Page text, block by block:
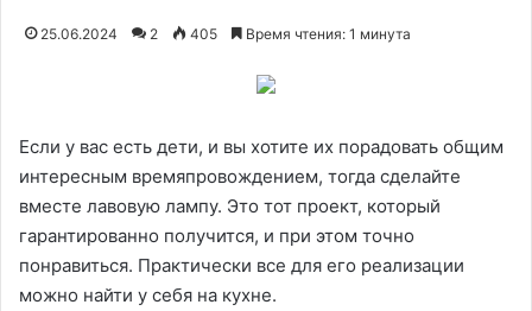
25.06.2024 2 405 Время чтения: 1 минута
Если у вас есть дети, и вы хотите их порадовать общим
интересным времяпровождением, тогда сделайте
вместе лавовую лампу. Это тот проект, который
гарантированно получится, и при этом точно
понравиться. Практически все для его реализации
можно найти у себя на кухне.